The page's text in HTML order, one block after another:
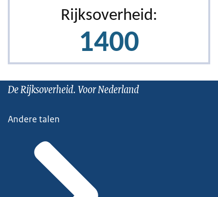
De Rijksoverheid. Voor Nederland
Andere talen